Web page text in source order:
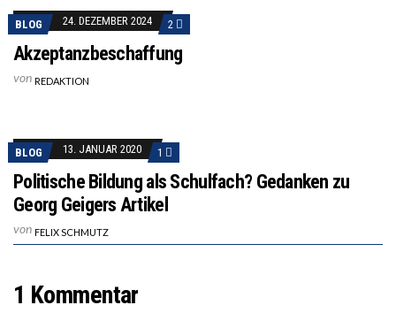
BLOG 24. DEZEMBER 2024 2
Akzeptanzbeschaffung
von REDAKTION
BLOG 13. JANUAR 2020 1
Politische Bildung als Schulfach? Gedanken zu
Georg Geigers Artikel
von FELIX SCHMUTZ
1 Kommentar